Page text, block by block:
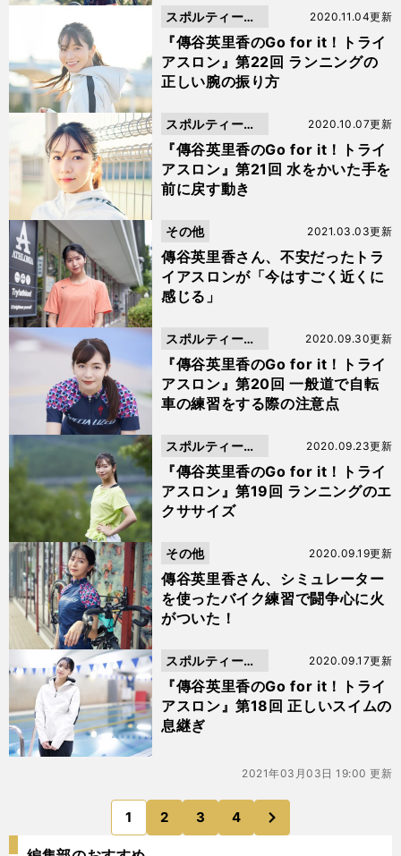
『傳谷英里香のGo for it！トライ
アスロン』第22回 ランニングの
正しい腕の振り方
2020.11.04更新
スポルティーバ
動画
『傳谷英里香のGo for it！トライ
アスロン』第21回 水をかいた手を
前に戻す動き
2020.10.07更新
スポルティーバ
動画
傳谷英里香さん、不安だったトラ
イアスロンが「今はすごく近くに
感じる」
2021.03.03更新
その他
『傳谷英里香のGo for it！トライ
アスロン』第20回 一般道で自転
車の練習をする際の注意点
2020.09.30更新
スポルティーバ
動画
『傳谷英里香のGo for it！トライ
アスロン』第19回 ランニングのエ
クササイズ
2020.09.23更新
スポルティーバ
動画
傳谷英里香さん、シミュレーター
を使ったバイク練習で闘争心に火
がついた！
2020.09.19更新
その他
『傳谷英里香のGo for it！トライ
アスロン』第18回 正しいスイムの
息継ぎ
2020.09.17更新
スポルティーバ
動画
2021年03月03日 19:00 更新
1 2 3 4
のページへ